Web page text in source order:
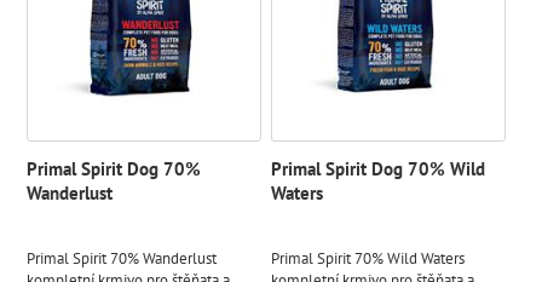
Primal Spirit Dog 70%
Wanderlust
Primal Spirit 70% Wanderlust
Primal Spirit Dog 70% Wild
Waters
Primal Spirit 70% Wild Waters